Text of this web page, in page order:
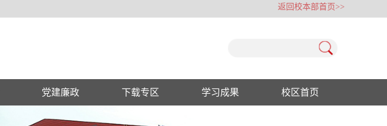
返回校本部首页>>
党建廉政 下载专区 学习成果 校区首页